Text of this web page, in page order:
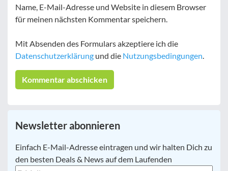
Name, E-Mail-Adresse und Website in diesem Browser
für meinen nächsten Kommentar speichern.
Mit Absenden des Formulars akzeptiere ich die
Datenschutzerklärung und die Nutzungsbedingungen.
Newsletter abonnieren
E-
Mail *
Einfach E-Mail-Adresse eintragen und wir halten Dich zu
den besten Deals & News auf dem Laufenden